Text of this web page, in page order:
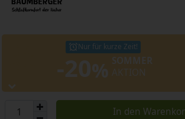
Nur für kurze Zeit!
In den